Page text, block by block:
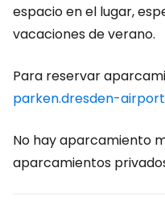
espacio en el lugar,
vacaciones de verano.
Para reservar
parken.dresden-
No hay aparcamiento
aparcamientos